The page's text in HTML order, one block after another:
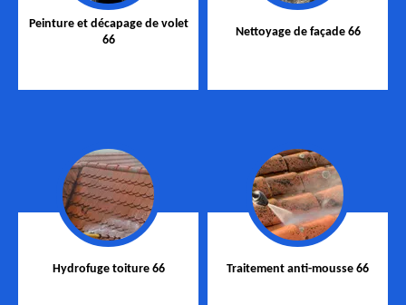
Peinture et décapage de volet
66
Nettoyage de façade 66
Hydrofuge toiture 66 Traitement anti-mousse 66